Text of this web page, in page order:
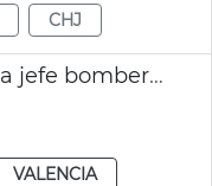
CHJ
Comisión municipal Dana jefe bomberos València
VALENCIA